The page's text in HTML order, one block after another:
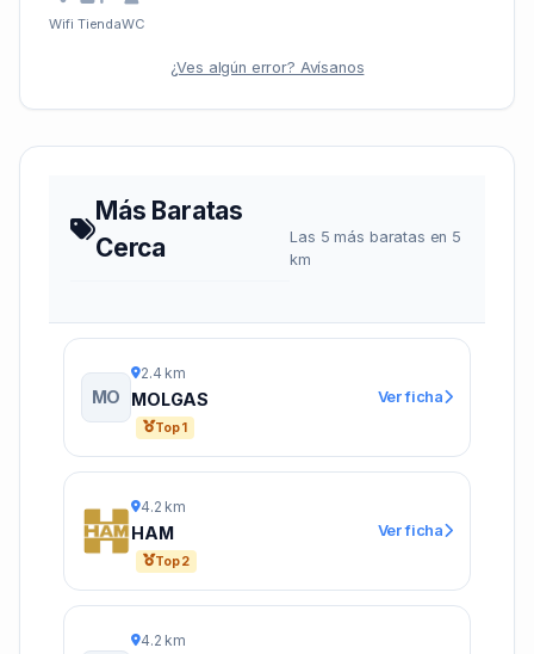
Wifi TiendaWC
¿Ves algún error? Avísanos
Más Baratas
Cerca
Las 5 más baratas en 5
km
MO
2.4 km
MOLGAS
Top 1
Ver ficha
4.2 km
HAM
Top 2
Ver ficha
4.2 km